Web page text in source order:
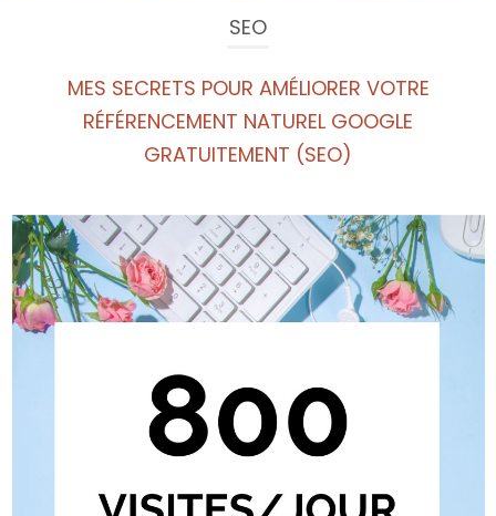
SEO
MES SECRETS POUR AMÉLIORER VOTRE
RÉFÉRENCEMENT NATUREL GOOGLE
GRATUITEMENT (SEO)